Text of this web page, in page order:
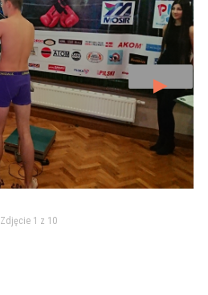
►
Zdjęcie 1 z 10